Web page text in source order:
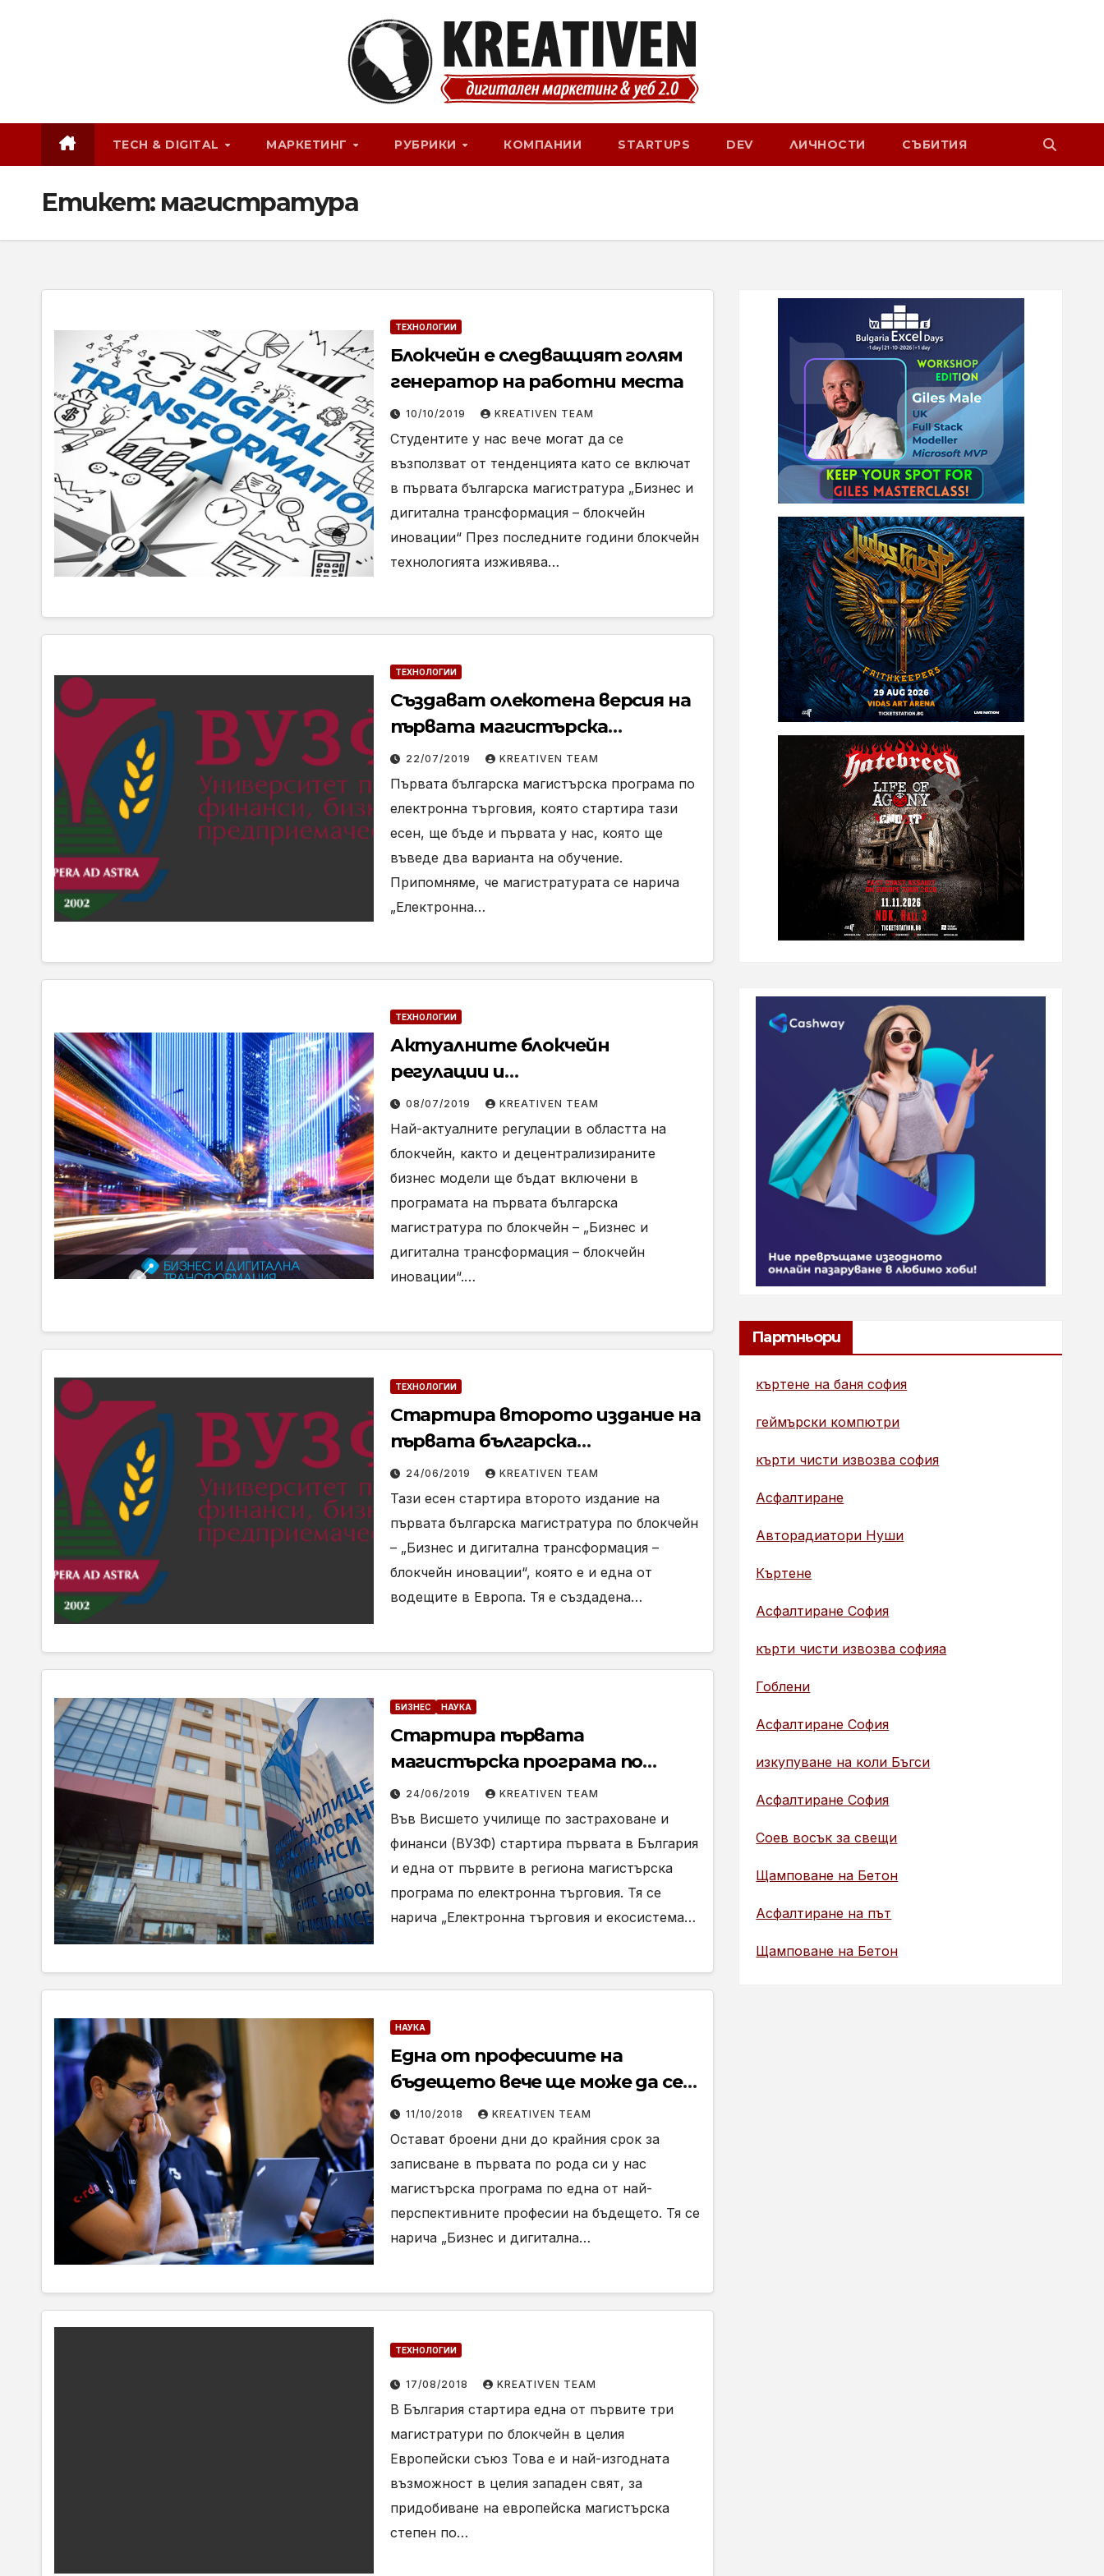
TECH & DIGITAL МАРКЕТИНГ РУБРИКИ КОМПАНИИ STARTUPS DEV ЛИЧНОСТИ СЪБИТИЯ
Етикет: магистратура
ТЕХНОЛОГИИ
Блокчейн е следващият голям
генератор на работни места
10/10/2019 KREATIVEN TEAM
Студентите у нас вече могат да се
възползват от тенденцията като се включат
в първата българска магистратура „Бизнес и
дигитална трансформация – блокчейн
иновации“ През последните години блокчейн
технологията изживява…
ТЕХНОЛОГИИ
Създават олекотена версия на
първата магистърска
програма по електронна
търговия в България
22/07/2019 KREATIVEN TEAM
Първата българска магистърска програма по
електронна търговия, която стартира тази
есен, ще бъде и първата у нас, която ще
въведе два варианта на обучение.
Припомняме, че магистратурата се нарича
„Електронна…
ТЕХНОЛОГИИ
Актуалните блокчейн
регулации и
децентрализираните бизнес
модели влизат в програмата
на първата българска
магистратура по блокчейн
08/07/2019 KREATIVEN TEAM
Най-актуалните регулации в областта на
блокчейн, както и децентрализираните
бизнес модели ще бъдат включени в
програмата на първата българска
магистратура по блокчейн – „Бизнес и
дигитална трансформация – блокчейн
иновации“.…
ТЕХНОЛОГИИ
Стартира второто издание на
първата българска
магистратура по блокчейн
24/06/2019 KREATIVEN TEAM
Тази есен стартира второто издание на
първата българска магистратура по блокчейн
– „Бизнес и дигитална трансформация –
блокчейн иновации“, която е и една от
водещите в Европа. Тя е създадена…
БИЗНЕС НАУКА
Стартира първата
магистърска програма по
електронна търговия в
България
24/06/2019 KREATIVEN TEAM
Във Висшето училище по застраховане и
финанси (ВУЗФ) стартира първата в България
и една от първите в региона магистърска
програма по електронна търговия. Тя се
нарича „Електронна търговия и екосистема…
НАУКА
Една от професиите на
бъдещето вече ще може да се
изучава в София
11/10/2018 KREATIVEN TEAM
Остават броени дни до крайния срок за
записване в първата по рода си у нас
магистърска програма по една от най-
перспективните професии на бъдещето. Тя се
нарича „Бизнес и дигитална…
ТЕХНОЛОГИИ
17/08/2018 KREATIVEN TEAM
В България стартира една от първите три
магистратури по блокчейн в целия
Европейски съюз Това е и най-изгодната
възможност в целия западен свят, за
придобиване на европейска магистърска
степен по…
Партньори
къртене на баня софия
геймърски компютри
кърти чисти извозва софия
Асфалтиране
Авторадиатори Нуши
Къртене
Асфалтиране София
кърти чисти извозва софияа
Гоблени
Асфалтиране София
изкупуване на коли Бъгси
Асфалтиране София
Соев восък за свещи
Щамповане на Бетон
Асфалтиране на път
Щамповане на Бетон